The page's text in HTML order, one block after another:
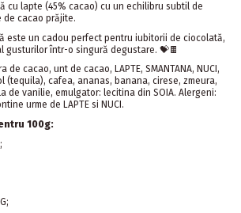
lapte (45% cacao) cu un echilibru subtil de
de cacao prăjite.
este un cadou perfect pentru iubitorii de ciocolată,
gusturilor într-o singură degustare. 💝🍫
de cacao, unt de cacao, LAPTE, SMANTANA, NUCI,
(tequila), cafea, ananas, banana, cirese, zmeura,
de vanilie, emulgator: lecitina din SOIA. Alergeni:
urme de LAPTE si NUCI.
100g: